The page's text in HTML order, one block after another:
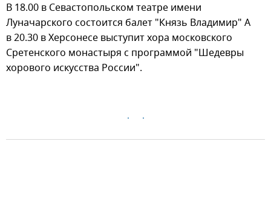
В 18.00 в Севастопольском театре имени
Луначарского состоится балет "Князь Владимир" А
в 20.30 в Херсонесе выступит хора московского
Сретенского монастыря с программой "Шедевры
хорового искусства России".